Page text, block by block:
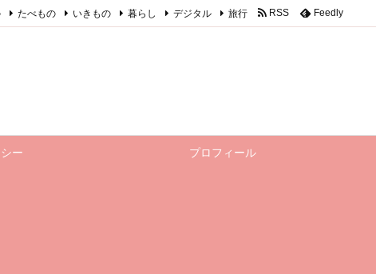
ー プロフィール
たべもの いきもの 暮らし デジタル 旅行 RSS Feedly